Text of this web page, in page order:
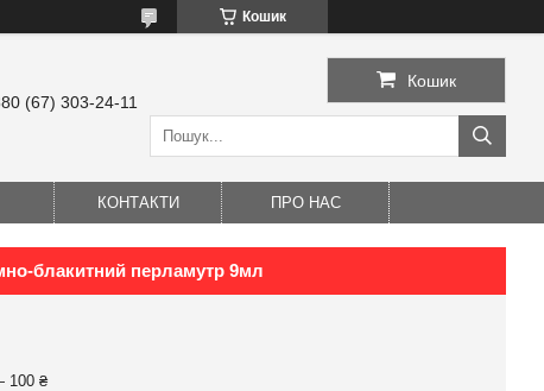
Кошик
(67) 303-24-11
Кошик
КОНТАКТИ ПРО НАС
блакитний перламутр 9мл
100 ₴